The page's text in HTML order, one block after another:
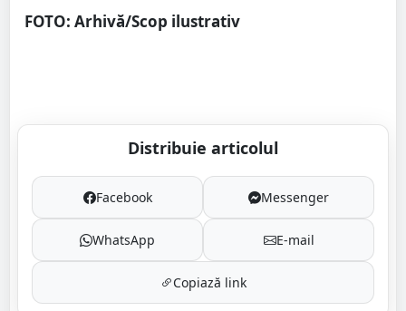
FOTO: Arhivă/Scop ilustrativ
Distribuie articolul
Facebook Messenger
WhatsApp E-mail
Copiază link